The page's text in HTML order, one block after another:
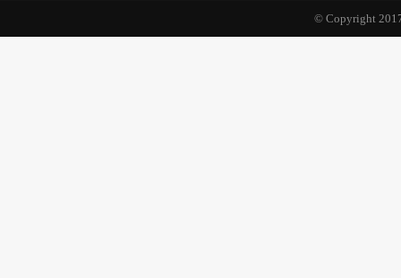
© Copyright